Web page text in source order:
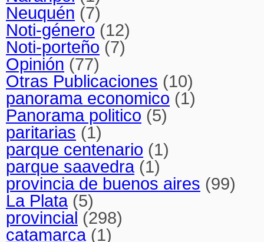
Neuquén (7)
Noti-género (12)
Noti-porteño (7)
Opinión (77)
Otras Publicaciones (10)
panorama economico (1)
Panorama politico (5)
paritarias (1)
parque centenario (1)
parque saavedra(1)
provincia de buenos aires (99)
La Plata(5)
provincial (298)
catamarca(1)